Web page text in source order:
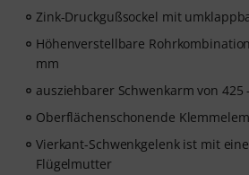
Zink-Druckgußsockel mit
Höhenverstellbare
mm
ausziehbarer Schwenkarm von 425
Oberflächenschonende
Vierkant-Schwenkgelenk ist mit
Flügelmutter